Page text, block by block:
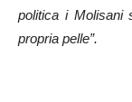
politica i Molisani
propria pelle”.